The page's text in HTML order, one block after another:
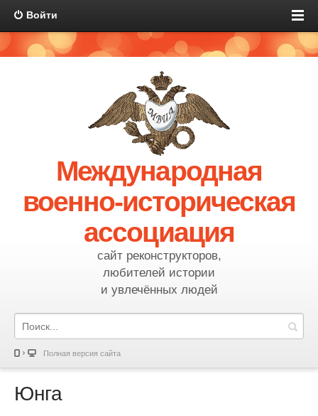
Войти
Международная
военно-историческая
ассоциация
сайт реконструкторов,
любителей истории
и увлечённых людей
Полная версия сайта
Юнга